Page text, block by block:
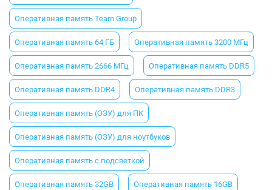
Оперативная память Team Group
Оперативная память 64 ГБ Оперативная память 3200 МГц
Оперативная память 2666 МГц Оперативная память DDR5
Оперативная память DDR4 Оперативная память DDR3
Оперативная память (ОЗУ) для ПК
Оперативная память (ОЗУ) для ноутбуков
Оперативная память с подсветкой
Оперативная память 32GB Оперативная память 16GB